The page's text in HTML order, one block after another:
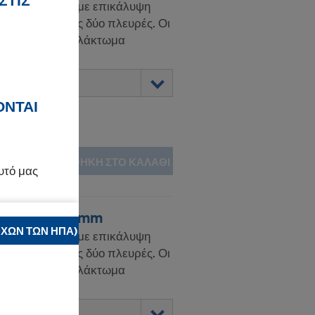
ερυθρελάτη με επικάλυψη
g/m² και στις δύο πλευρές. Οι
χρωστικό γαλάκτωμα
ΠΡΟΣΘΉΚΗ ΣΤΟ ΚΑΛΆΘΙ
3-SO 27mm
ερυθρελάτη με επικάλυψη
g/m² και στις δύο πλευρές. Οι
χρωστικό γαλάκτωμα
μας
σας
ΤΩΝ ΗΠΑ)